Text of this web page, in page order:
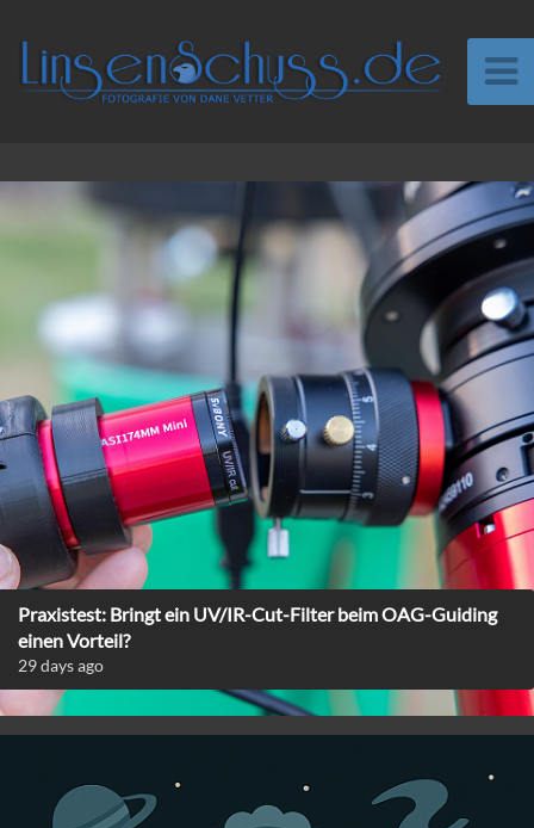
Praxistest: Bringt ein UV/IR-Cut-Filter beim OAG-Guiding
einen Vorteil?
29 days ago